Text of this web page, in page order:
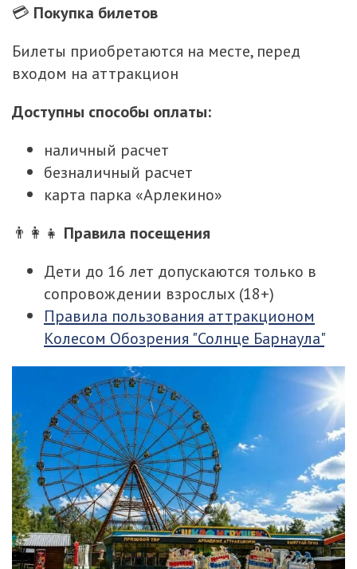
💳 Покупка билетов
Билеты приобретаются на месте, перед
входом на аттракцион
Доступны способы оплаты:
наличный расчет
безналичный расчет
карта парка «Арлекино»
👨‍👩‍👧 Правила посещения
Дети до 16 лет допускаются только в
сопровождении взрослых (18+)
Правила пользования аттракционом
Колесом Обозрения "Солнце Барнаула"